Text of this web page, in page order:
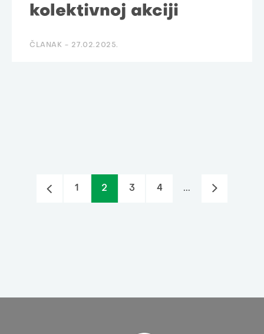
kolektivnoj akciji
ČLANAK - 27.02.2025.
1 2 3 4 ...